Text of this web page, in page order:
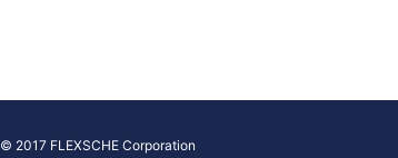
© 2017 FLEXSCHE Corporation